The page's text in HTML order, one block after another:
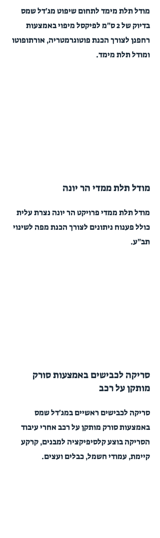
מודל תלת מימד לתחום שיפוט מג'דל שמס
בדיוק של 2 ס"מ לפיקסל מיפוי באמצעות
רחפנן לצורך הכנת פוטוגרמטריה, אורתופוטו
ומודל תלת מימד.
מודל תלת ממדי הר יונה
מודל תלת ממדי פרויקט הר יונה נצרת עלית
כולל פענוח ניתונים לצורך הכנת מפה לשינוי
תב"ע.
סריקה לכבישים באמצעות סורק
מותקן על רכב
סריקה לכבישים ראשיים במג'דל שמס
באמצעות סורק מותקן על רכב אחרי עיבוד
הסריקה בוצע קלסיפיקציה למבנים, קרקע
קיימת, עמודי חשמל, כבלים ועצים.